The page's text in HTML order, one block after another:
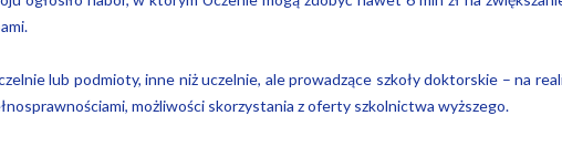
lub podmioty, inne niż uczelnie, ale prowadzące szkoły doktorskie – na
możliwości skorzystania z oferty szkolnictwa wyższego.